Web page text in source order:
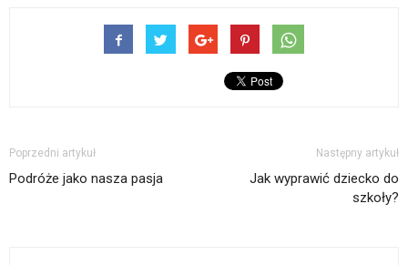
Poprzedni artykuł
Podróże jako nasza pasja
Następny artykuł
Jak wyprawić dziecko do
szkoły?